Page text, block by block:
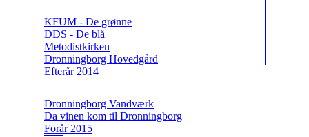
KFUM - De grønne
DDS - De blå
Metodistkirken
Dronningborg Hovedgård
Efterår 2014
Dronningborg Vandværk
Da vinen kom til Dronningborg
Forår 2015